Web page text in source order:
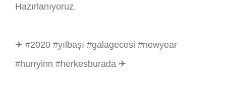
Hazırlanıyoruz.
✈ #2020 #yılbaşı #galagecesi #newyear
#hurryinn #herkesburada ✈